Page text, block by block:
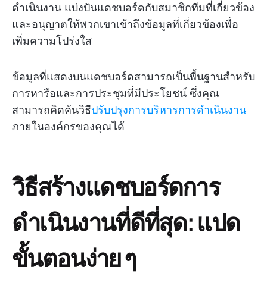
ดำเนินงาน แบ่งปันแดชบอร์ดกับสมาชิกทีมที่เกี่ยวข้อง
และอนุญาตให้พวกเขาเข้าถึงข้อมูลที่เกี่ยวข้องเพื่อ
เพิ่มความโปร่งใส
ข้อมูลที่แสดงบนแดชบอร์ดสามารถเป็นพื้นฐานสำหรับ
การหารือและการประชุมที่มีประโยชน์ ซึ่งคุณ
สามารถคิดค้นวิธีปรับปรุงการบริหารการดำเนินงาน
ภายในองค์กรของคุณได้
วิธีสร้างแดชบอร์ดการ
ดำเนินงานที่ดีที่สุด: แปด
ขั้นตอนง่าย ๆ